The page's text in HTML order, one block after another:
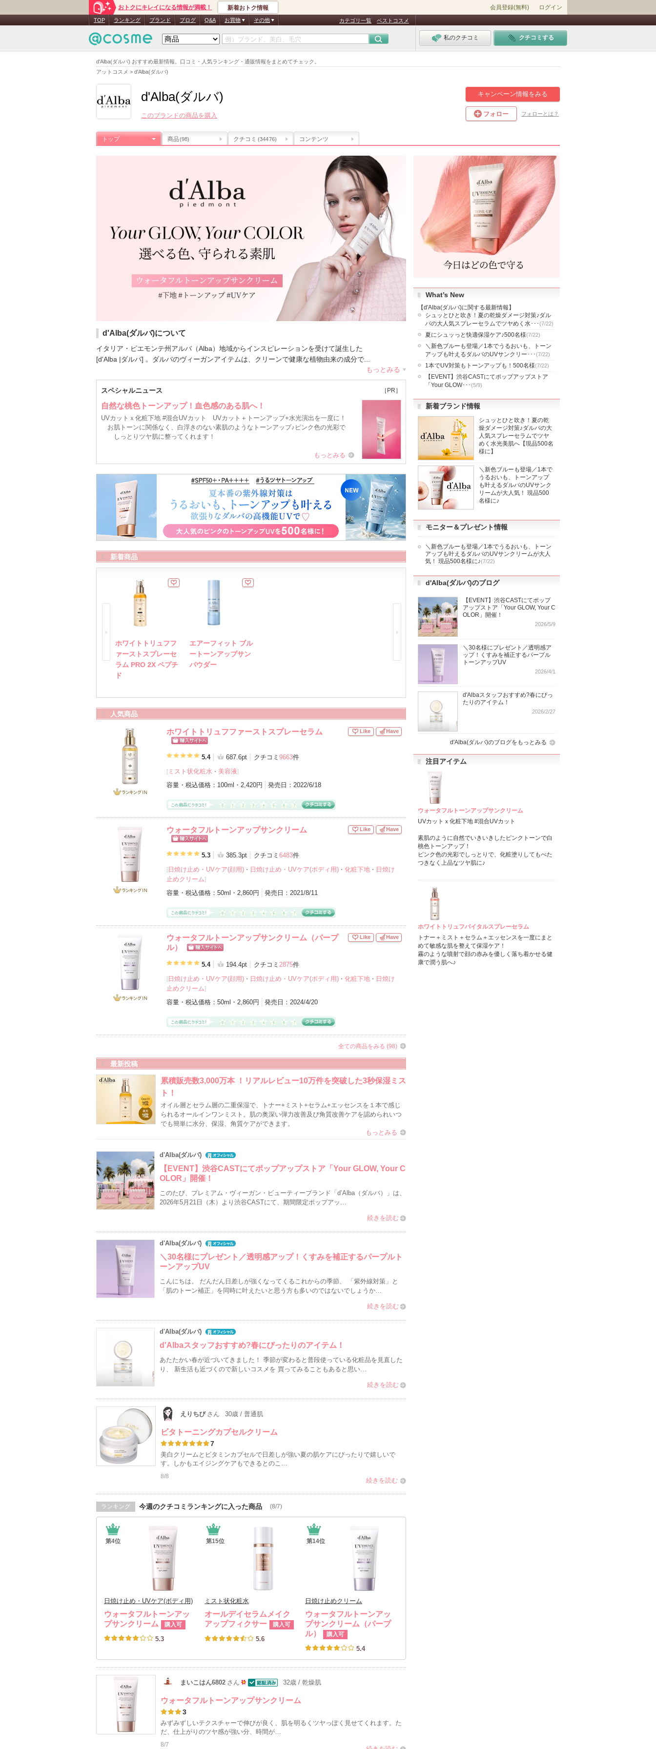
d'Alba(ダルバ) おすすめ最新情報。口コミ・人気ランキング・通販情報をまとめてチェック。
アットコスメ > d'Alba(ダルバ)
おトクにキレイになる情報が満載！ 新着おトク情報 会員登録(無料) ログイン
TOP ランキング ブランド ブログ Q&A お買物 その他 カテゴリ一覧 ベストコスメ
私のクチコミ クチコミする
d'Alba(ダルバ)
このブランドの商品を購入
キャンペーン情報をみる
フォロー フォローとは？
トップ 商品(98) クチコミ (34476) コンテンツ
d'Alba(ダルバ)について
イタリア・ピエモンテ州アルバ（Alba）地域からインスピレーションを受けて誕生した
[d'Alba |ダルバ] 。ダルバのヴィーガンアイテムは、クリーンで健康な植物由来の成分で...
もっとみる
メーカー名 ： d'Alba Global
d'Alba(ダルバ)の登録商品 (98件)
登録アイテムカテゴリ
フェイスクリーム（10）
化粧下地（7）
アイテムカテゴリをもっとみる (45)
スペシャルニュース ［PR］
自然な桃色トーンアップ！血色感のある肌へ！
UVカットｘ化粧下地 #混合UVカット UVカット＋トーンアップ+水光演出を一度に！
お肌トーンに関係なく、白浮きのない素肌のようなトーンアップ♪ピンク色の光彩で
しっとりツヤ肌に整ってくれます！
もっとみる
新着商品
ホワイトトリュフフ
ァーストスプレーセ
ラム PRO 2X ペプチ
ド
エアーフィット ブル
ートーンアップサン
パウダー
人気商品
ホワイトトリュフファーストスプレーセラム
グサイトへ5.4 687.6pt クチコミ 9663件
[ ミスト状化粧水 ・ 美容液]
容量・税込価格： 100ml・2,420円 発売日： 2022/6/18
Like Have
ウォータフルトーンアップサンクリーム
グサイトへ5.3 385.3pt クチコミ 6483件
[日焼け止め・UVケア(顔用) ・ 日焼け止め・UVケア(ボディ用) ・ 化粧下地 ・ 日焼け
止めクリーム]
容量・税込価格： 50ml・2,860円 発売日： 2021/8/11
Like Have
ウォータフルトーンアップサンクリーム（パープ
ル）
グサイトへ
5.4 194.4pt クチコミ 2875件
[日焼け止め・UVケア(顔用) ・ 日焼け止め・UVケア(ボディ用) ・ 化粧下地 ・ 日焼け
止めクリーム]
容量・税込価格： 50ml・2,860円 発売日： 2024/4/20
Like Have
全ての商品をみる (98)
最新投稿
累積販売数3,000万本 ！リアルレビュー10万件を突破した3秒保湿ミス
ト！
オイル層とセラム層の二重保湿で、トナー+ミスト+セラム+エッセンスを１本で感じ
られるオールインワンミスト。肌の奥深い弾力改善及び角質改善ケアを認められいつ
でも簡単に水分、保湿、角質ケアができます。
もっとみる
d'Alba(ダルバ)
【EVENT】渋谷CASTにてポップアップストア「Your GLOW, Your C
OLOR」開催！
このたび、プレミアム・ヴィーガン・ビューティーブランド「d’Alba（ダルバ）」は、
2026年5月21日（木）より渋谷CASTにて、期間限定ポップアッ…
続きを読む
d'Alba(ダルバ)
＼30名様にプレゼント／透明感アップ！くすみを補正するパープルト
ーンアップUV
こんにちは。 だんだん日差しが強くなってくるこれからの季節、 「紫外線対策」と
「肌のトーン補正」を同時に叶えたいと思う方も多いのではないでしょうか…
続きを読む
d'Alba(ダルバ)
d'Albaスタッフおすすめ?春にぴったりのアイテム！
あたたかい春が近づいてきました！ 季節が変わると普段使っている化粧品を見直した
り、 新生活も近づくので新しいコスメを 買ってみることもあると思い…
続きを読む
えりちび さん 30歳 普通肌
ビタトーニングカプセルクリーム
7
美白クリームとビタミンカプセルで日差しが強い夏の肌ケアにぴったりで嬉しいで
す。しかもエイジングケアもできるとのこ…
8/8
続きを読む
ランキング 今週のクチコミランキングに入った商品 (8/7)
第4位
ウォータフルトーンアッ
プサンクリーム
購入可
5.3
日焼け止め・UVケア(ボディ用)
第15位
オールデイセラムメイク
アップフィクサー
購入可
5.6
ミスト状化粧水
第14位
ウォータフルトーンアッ
プサンクリーム（パープ
ル）
購入可
5.4
日焼け止めクリーム
まいこはん6802 さん
0
以
32歳 乾燥肌
ウォータフルトーンアップサンクリーム
3
みずみずしいテクスチャーで伸びが良く、肌を明るくツヤっぽく見せてくれます。た
だ、仕上がりのツヤ感が強い分、時間が…
8/7
What’s New
【d'Alba(ダルバ)に関する最新情報】
シュッとひと吹き！夏の乾燥ダメージ対策♪ダル
バの大人気スプレーセラムでツヤめく水･･･(7/22)
夏にシュッっと快適保湿ケア♪500名様(7/22)
＼新色ブルーも登場／1本でうるおいも、トーン
アップも叶えるダルバのUVサンクリー･･･(7/22)
1本でUV対策もトーンアップも！500名様(7/22)
【EVENT】渋谷CASTにてポップアップストア
「Your GLOW･･･(5/9)
新着ブランド情報
シュッとひと吹き！夏の乾
燥ダメージ対策♪ダルバの大
人気スプレーセラムでツヤ
めく水光美肌へ【現品500名
様に】
＼新色ブルーも登場／1本で
うるおいも、トーンアップ
も叶えるダルバのUVサンク
リームが大人気！ 現品500
名様に♪
モニター＆プレゼント情報
＼新色ブルーも登場／1本でうるおいも、トーン
アップも叶えるダルバのUVサンクリームが大人
気！ 現品500名様に♪(7/22)
d'Alba(ダルバ)のブログ
【EVENT】渋谷CASTにてポップ
アップストア「Your GLOW, Your C
OLOR」開催！
2026/5/9
＼30名様にプレゼント／透明感ア
ップ！くすみを補正するパープル
トーンアップUV
2026/4/1
d'Albaスタッフおすすめ?春にぴっ
たりのアイテム！
2026/2/27
d'Alba(ダルバ)のブログをもっとみる
注目アイテム
ウォータフルトーンアップサンクリーム
UVカットｘ化粧下地 #混合UVカット
素肌のように自然でいきいきしたピンクトーンで白
桃色トーンアップ！
ピンク色の光彩でしっとりで、化粧塗りしてもべた
つきなく上品なツヤ肌に♪
ホワイトトリュフバイタルスプレーセラム
トナー＋ミスト＋セラム＋エッセンスを一度にまと
めて敏感な肌を整えて保湿ケア！
霧のような噴射で顔の赤みを優しく落ち着かせる健
康で潤う肌へ♪